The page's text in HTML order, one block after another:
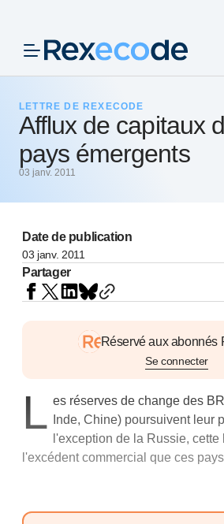
LETTRE DE REXECODE
Afflux de capitaux
pays émergents
03 janv. 2011
Date de publication
03 janv. 2011
Partager
Réservé aux abonnés
Se connecter
L es réserves de change des
Inde, Chine) poursuivent leur
l'exception de la Russie,
l'excédent commercial que ces